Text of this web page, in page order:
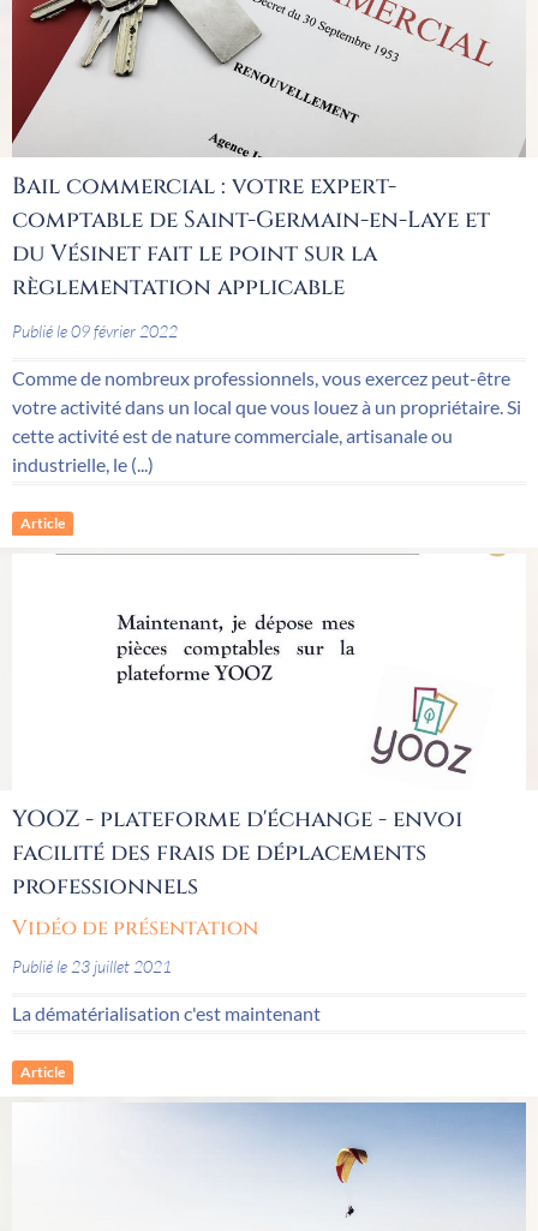
Bail commercial : votre expert-
comptable de Saint-Germain-en-Laye et
du Vésinet fait le point sur la
règlementation applicable
Publié le 09 février 2022
Comme de nombreux professionnels, vous exercez peut-être
votre activité dans un local que vous louez à un propriétaire. Si
cette activité est de nature commerciale, artisanale ou
industrielle, le (...)
Article
YOOZ - plateforme d'échange - envoi
facilité des frais de déplacements
professionnels
Vidéo de présentation
Publié le 23 juillet 2021
La dématérialisation c'est maintenant
Article